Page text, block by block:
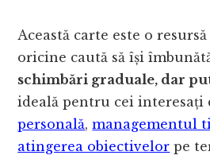
Această carte este o
oricine caută să își
schimbări graduale, dar
ideală pentru cei interesați
personală,managementul
atingerea obiectivelor pe